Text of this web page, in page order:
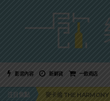
影音內容 新鮮貨 一飲商店
注目焦點
美國正式恢復蘇格蘭威
角嗨尬炸物X爽快這一步